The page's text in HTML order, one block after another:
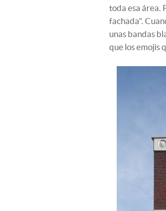
toda esa área.
fachada".
unas bandas
que los emojis